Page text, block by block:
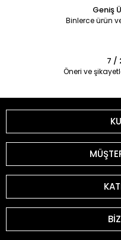
Geniş
Binlerce ürün
7 /
Öneri ve